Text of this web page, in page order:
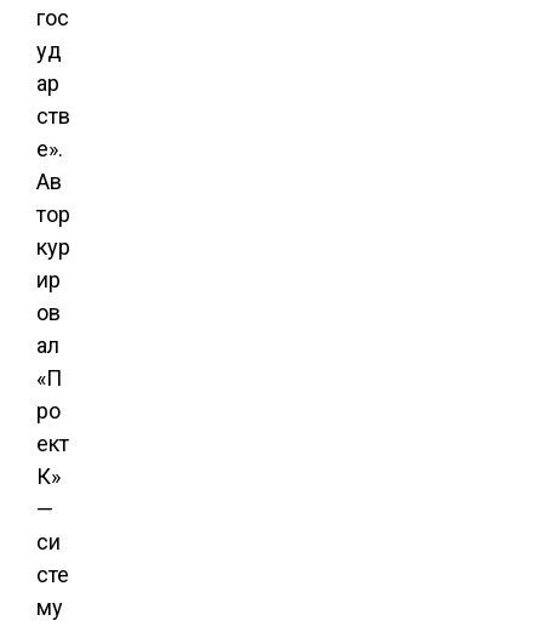
гос
уд
ар
ств
е».
Ав
тор
кур
ир
ов
ал
«П
ро
ект
К»
—
си
сте
му